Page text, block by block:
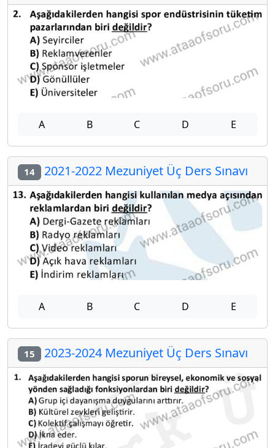
A B C D E
14 2021-2022 Mezuniyet Üç Ders Sınavı
A B C D E
15 2023-2024 Mezuniyet Üç Ders Sınavı